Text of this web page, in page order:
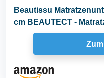
Beautissu
cm BEAUTECT -